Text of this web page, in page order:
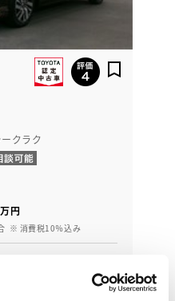
クラク
円
※ 消費税10％込み